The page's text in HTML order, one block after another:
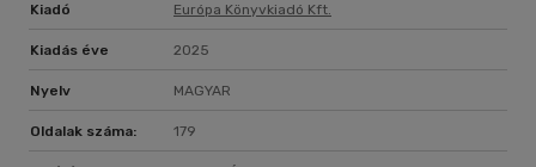
Kiadó Európa Könyvkiadó Kft.
Kiadás éve 2025
Nyelv MAGYAR
Oldalak száma: 179